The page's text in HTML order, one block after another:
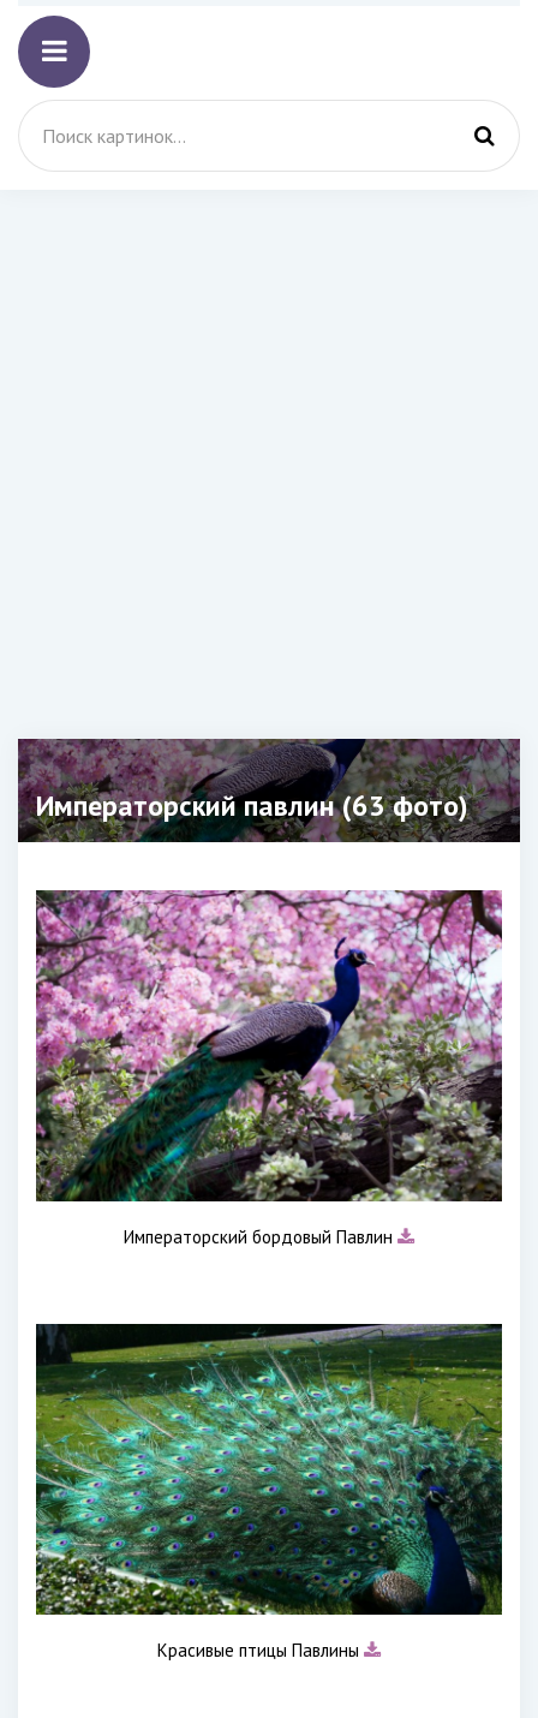
Императорский павлин (63 фото)
Императорский бордовый Павлин
Красивые птицы Павлины